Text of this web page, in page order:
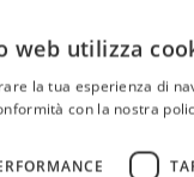
web utilizza
la tua esperienza di
con la nostra